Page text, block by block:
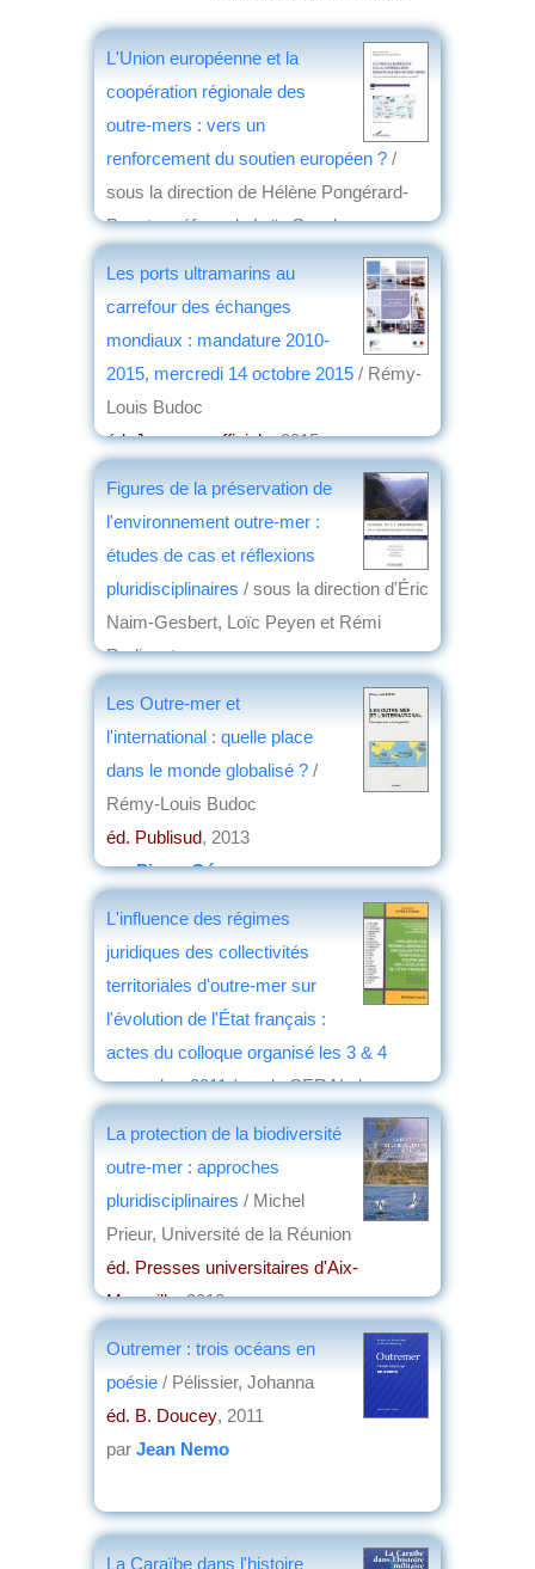
L'Union européenne et la
coopération régionale des
outre-mers : vers un
renforcement du soutien européen ? /
sous la direction de Hélène Pongérard-
Payet ; préface de Loïc Grard
Les ports ultramarins au
carrefour des échanges
mondiaux : mandature 2010-
2015, mercredi 14 octobre 2015 / Rémy-
Louis Budoc
éd. Journaux officiels, 2015
Figures de la préservation de
l'environnement outre-mer :
études de cas et réflexions
pluridisciplinaires / sous la direction d'Éric
Naim-Gesbert, Loïc Peyen et Rémi
Radiguet
Les Outre-mer et
l'international : quelle place
dans le monde globalisé ? /
Rémy-Louis Budoc
éd. Publisud, 2013
parPierre Gény
L'influence des régimes
juridiques des collectivités
territoriales d'outre-mer sur
l'évolution de l'État français :
actes du colloque organisé les 3 & 4
novembre 2011/ par le CERAL de
l'Université Paris 13 et le CRPLC de
l'Université des Antilles et de la Guyane ;
sous la direction de Pierre-Yves Chicot,...
Robert Etien,... Pierre Teisserenc,...
La protection de la biodiversité
outre-mer : approches
pluridisciplinaires / Michel
Prieur, Université de la Réunion
éd. Presses universitaires d'Aix-
Marseille, 2012
Outremer : trois océans en
poésie / Pélissier, Johanna
éd. B. Doucey, 2011
par Jean Nemo
La Caraïbe dans l'histoire